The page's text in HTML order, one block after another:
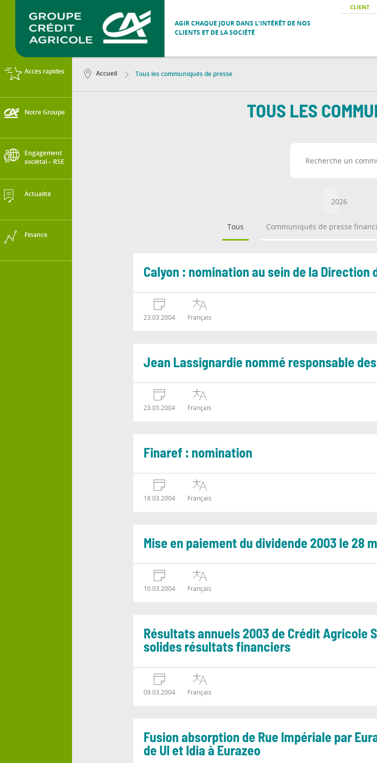
CLIENT
AGIR CHAQUE JOUR DANS L’INTÉRÊT DE NOS
CLIENTS ET DE LA SOCIÉTÉ
Accès rapides
Notre Groupe
Engagement
sociétal – RSE
Actualité
Finance
Accueil Tous les communiqués de presse
TOUS LES
2026
Tous Communiqués de presse
Calyon : nomination au sein de la Direction
23.03.2004 Français
Jean Lassignardie nommé responsable
23.03.2004 Français
Finaref : nomination
18.03.2004 Français
Mise en paiement du dividende 2003 le 28
10.03.2004 Français
Résultats annuels 2003 de Crédit
solides résultats financiers
09.03.2004 Français
Fusion absorption de Rue Impériale par
de UI et Idia à Eurazeo